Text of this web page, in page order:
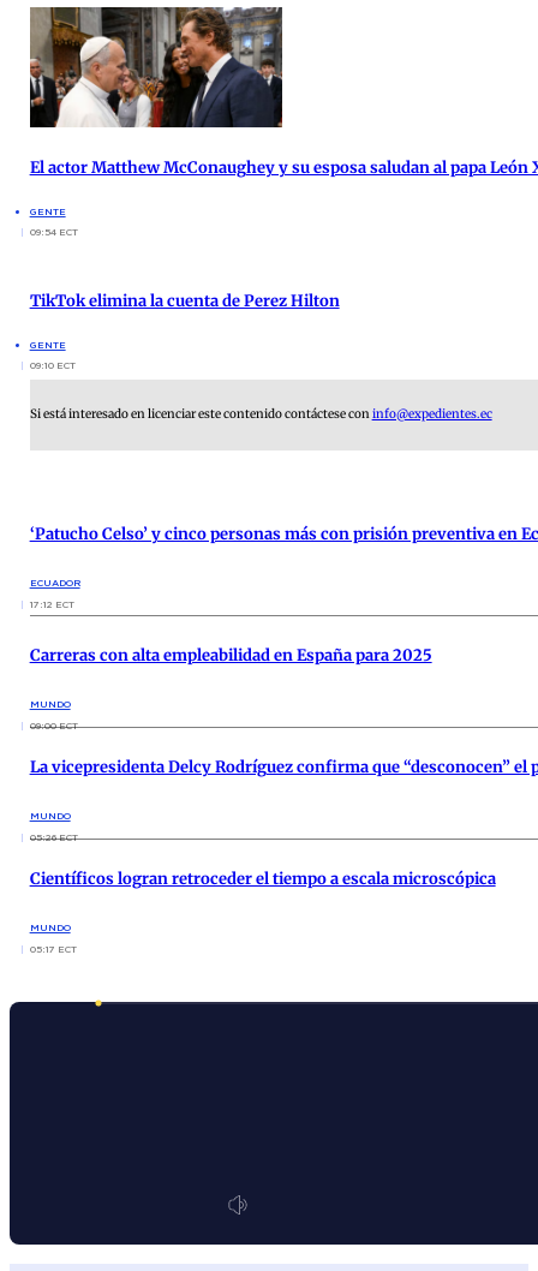
El actor Matthew McConaughey y su esposa saludan al papa León
GENTE
09:54 ECT
TikTok elimina la cuenta de Perez Hilton
GENTE
09:10 ECT
Si está interesado en licenciar este contenido contáctese coninfo@expedientes.ec
‘Patucho Celso’ y cinco personas más con prisión preventiva en
ECUADOR
17:12 ECT
Carreras con alta empleabilidad en España para 2025
MUNDO
09:00 ECT
La vicepresidenta Delcy Rodríguez confirma que “desconocen” el
MUNDO
05:26 ECT
Científicos logran retroceder el tiempo a escala microscópica
MUNDO
05:17 ECT